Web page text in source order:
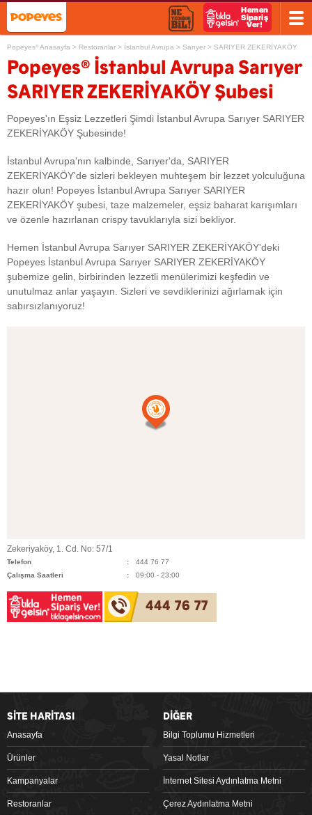
Popeyes® Anasayfa > Restoranlar > İstanbul Avrupa > Sarıyer > SARIYER ZEKERİYAKÖY
Popeyes®
İstanbul Avrupa Sarıyer
SARIYER ZEKERİYAKÖY Şubesi
Popeyes'ın Eşsiz Lezzetleri Şimdi İstanbul Avrupa Sarıyer SARIYER
ZEKERİYAKÖY Şubesinde!
İstanbul Avrupa'nın kalbinde, Sarıyer'da, SARIYER
ZEKERİYAKÖY'de sizleri bekleyen muhteşem bir lezzet yolculuğuna
hazır olun! Popeyes İstanbul Avrupa Sarıyer SARIYER
ZEKERİYAKÖY şubesi, taze malzemeler, eşsiz baharat karışımları
ve özenle hazırlanan crispy tavuklarıyla sizi bekliyor.
Hemen İstanbul Avrupa Sarıyer SARIYER ZEKERİYAKÖY'deki
Popeyes İstanbul Avrupa Sarıyer SARIYER ZEKERİYAKÖY
şubemize gelin, birbirinden lezzetli menülerimizi keşfedin ve
unutulmaz anlar yaşayın. Sizleri ve sevdiklerinizi ağırlamak için
sabırsızlanıyoruz!
Zekeriyaköy, 1. Cd. No: 57/1
Telefon
444 76 77
Çalışma Saatleri
09:00 - 23:00
444 76 77
SİTE HARİTASI
Anasayfa
Ürünler
Kampanyalar
Restoranlar
DİĞER
Bilgi Toplumu Hizmetleri
Yasal Notlar
İnternet Sitesi Aydınlatma Metni
Çerez Aydınlatma Metni